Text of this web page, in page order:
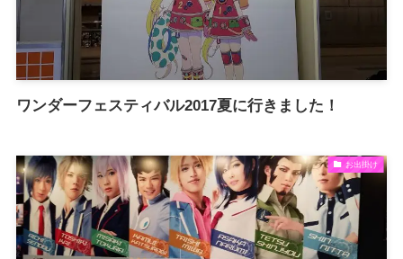
ワンダーフェスティバル2017夏に行きました！
お出掛け